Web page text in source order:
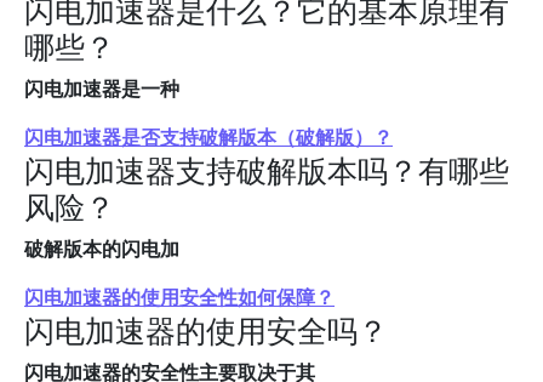
闪电加速器是什么？它的基本原理有
哪些？
闪电加速器是一种
闪电加速器是否支持破解版本（破解版）？
闪电加速器支持破解版本吗？有哪些
风险？
破解版本的闪电加
闪电加速器的使用安全性如何保障？
闪电加速器的使用安全吗？
闪电加速器的安全性主要取决于其